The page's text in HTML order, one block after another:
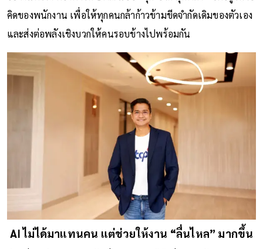
คิดของพนักงาน เพื่อให้ทุกคนกล้าก้าวข้ามขีดจำกัดเดิมของตัวเอง
และส่งต่อพลังเชิงบวกให้คนรอบข้างไปพร้อมกัน
AI ไม่ได้มาแทนคน แต่ช่วยให้งาน “ลื่นไหล” มากขึ้น